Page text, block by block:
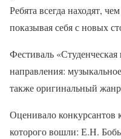
Ребята всегда находят,
показывая себя с новых
Фестиваль
направления:
также оригинальный
Оценивало конкурсантов
которого вошли: Е.Н.